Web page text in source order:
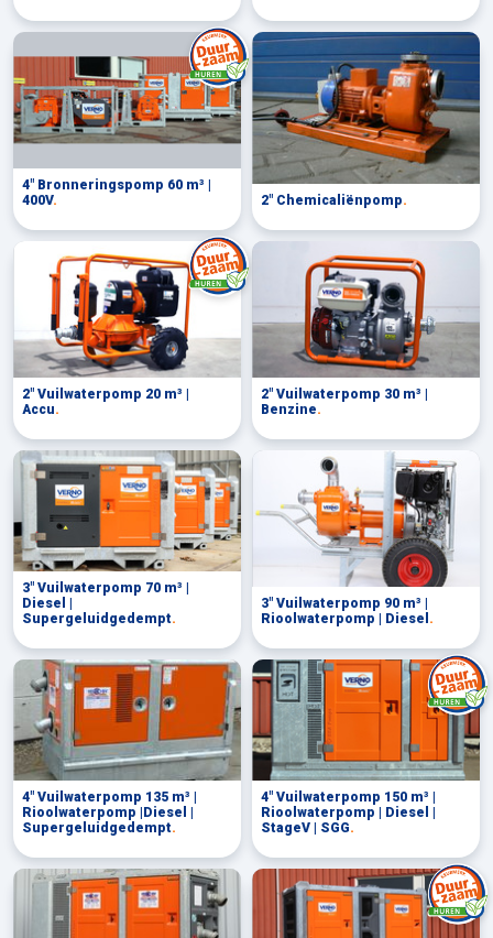
4" Bronneringspomp 60 m³ |
400V. 2" Chemicaliënpomp.
2" Vuilwaterpomp 20 m³ |
Accu.
2" Vuilwaterpomp 30 m³ |
Benzine.
3" Vuilwaterpomp 70 m³ |
Diesel |
Supergeluidgedempt.
3" Vuilwaterpomp 90 m³ |
Rioolwaterpomp | Diesel .
4" Vuilwaterpomp 135 m³ |
Rioolwaterpomp |Diesel |
Supergeluidgedempt.
4" Vuilwaterpomp 150 m³ |
Rioolwaterpomp | Diesel |
StageV | SGG.